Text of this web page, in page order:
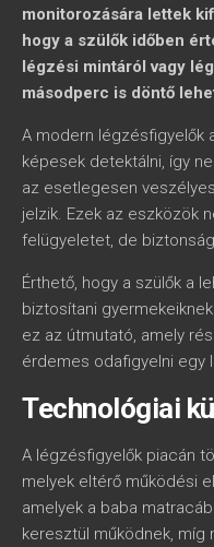
monitorozására lettek
hogy a szülők időben
légzési mintáról vagy
másodperc is döntő
A modern légzésfigyelők
képesek detektálni, így
az esetlegesen
jelzik. Ezek az eszközök
felügyeletet, de
Érthető, hogy a szülők a
biztosítani
ez az útmutató, amely
érdemes odafigyelni egy
Technológiai
A légzésfigyelők piacán
melyek eltérő működési
amelyek a baba
keresztül működnek, míg